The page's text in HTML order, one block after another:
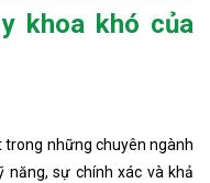
khoa khó của
những chuyên ngành
năng, sự chính xác và khả